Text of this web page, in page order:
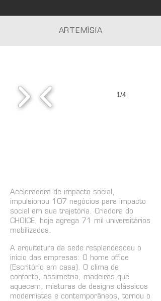
ARTEMÍSIA
1/4
Aceleradora de impacto social,
impulsionou 107 negócios para impacto
social em sua trajetória. Criadora do
CHOICE, hoje agrega 71 mil universitários
mobilizados.
A arquitetura da sede resplandesceu o
início das empresas: O home office
(Escritório em casa). O clima de
conforto, assimetria, madeiras que
aquecem, misturas de designs clássicos
modernistas e contemporâneos, tornou o